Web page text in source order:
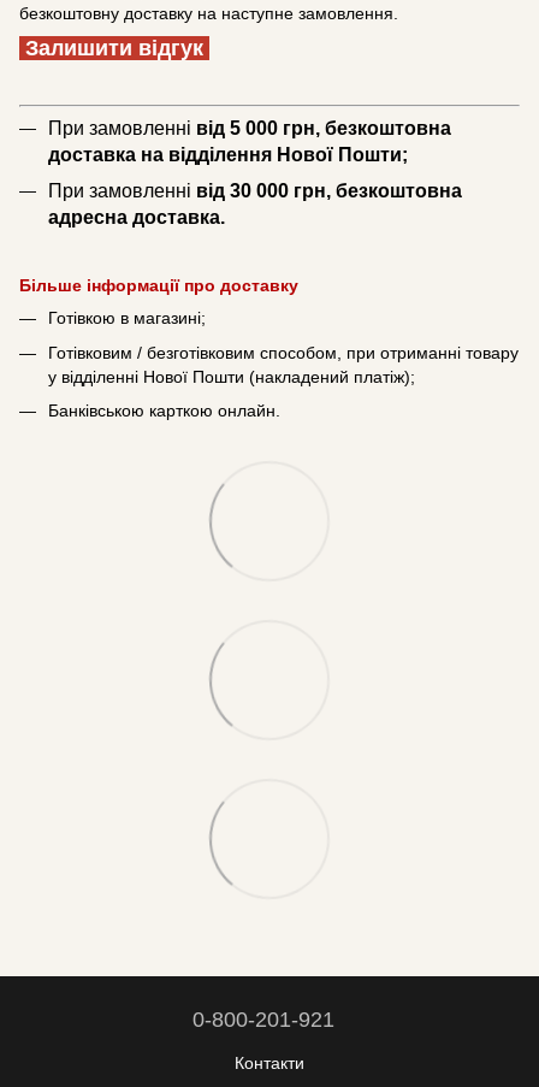
безкоштовну доставку на наступне замовлення.
Залишити відгук
При замовленні від 5 000 грн, безкоштовна
доставка на відділення Нової Пошти;
При замовленні від 30 000 грн, безкоштовна
адресна доставка.
Більше інформації про доставку
Готівкою в магазині;
Готівковим / безготівковим способом, при отриманні товару
у відділенні Нової Пошти (накладений платіж);
Банківською карткою онлайн.
0-800-201-921
Контакти